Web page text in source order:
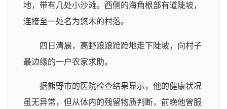
地，带有几处小沙滩。西侧的海角根部有道陡坡，
连接至一处名为悠木的村落。
四日清晨，高野踉踉跄跄地走下陡坡，向村子
最边缘的一户农家求助。
据熊野市的医院检查结果显示，他的健康状况
虽无异常，但从体内的残留物质判断，前晚他曾服